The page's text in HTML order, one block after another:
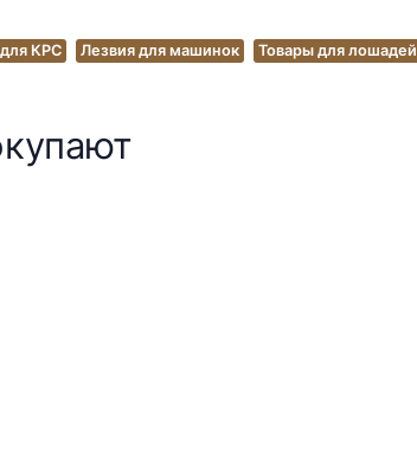
КРС Лезвия для машинок Товары для лошадей